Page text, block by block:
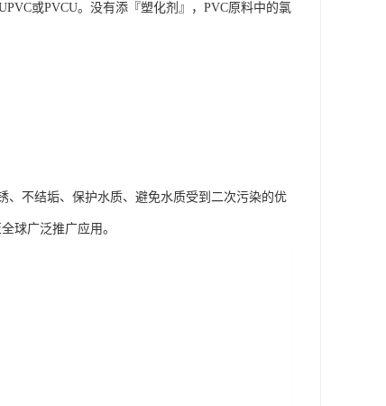
或PVCU。没有添『塑化剂』，PVC原料中的氯
、不结垢、保护水质、避免水质受到二次污染的优
球广泛推广应用。